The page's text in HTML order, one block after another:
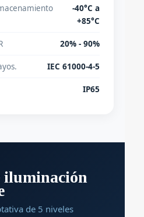
-40°C a
+85°C
20% - 90%
IEC 61000-4-5
IP65
iluminación
de 5 niveles